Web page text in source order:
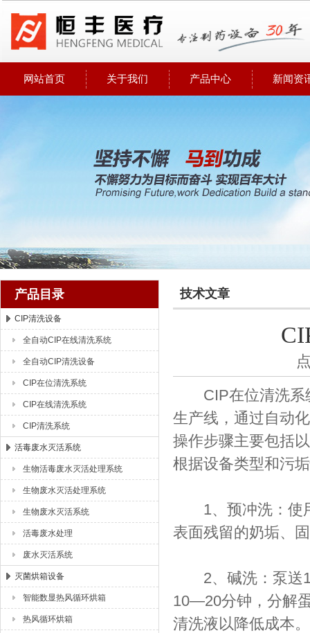
湖北恒丰医疗制药设备有限公司
网站首页 关于我们 产品中心 新闻资
产品目录
CIP清洗设备
全自动CIP在线清洗系统
全自动CIP清洗设备
CIP在位清洗系统
CIP在线清洗系统
CIP清洗系统
活毒废水灭活系统
生物活毒废水灭活处理系统
生物废水灭活处理系统
生物废水灭活系统
活毒废水处理
废水灭活系统
灭菌烘箱设备
智能数显热风循环烘箱
热风循环烘箱
技术文章
CIP在位清洗系统
生产线，通过自动
操作步骤主要包括
根据设备类型和污
‌1、预冲洗‌：使
表面残留的奶垢、
‌2、碱洗‌：泵送
10—20分钟，分解
清洗液以降低成本‌。